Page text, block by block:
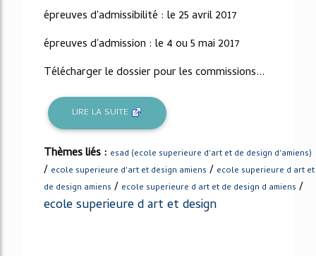
épreuves d'admissibilité : le 25 avril 2017
épreuves d'admission : le 4 ou 5 mai 2017
Télécharger le dossier pour les commissions...
LIRE LA SUITE
Thèmes liés : esad (ecole superieure d'art et de design d'amiens)
/ ecole superieure d'art et design amiens / ecole superieure d art et
de design amiens / ecole superieure d art et de design d amiens /
ecole superieure d art et design